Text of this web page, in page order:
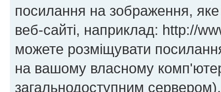
посилання на зображення, яке
веб-сайті, наприклад: http://
можете розміщувати
на вашому власному
загальнодоступним